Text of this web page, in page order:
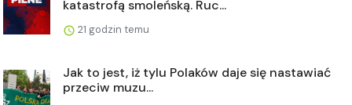
katastrofą smoleńską. Ruc...
21 godzin temu
Jak to jest, iż tylu Polaków daje się nastawiać
przeciw muzu...